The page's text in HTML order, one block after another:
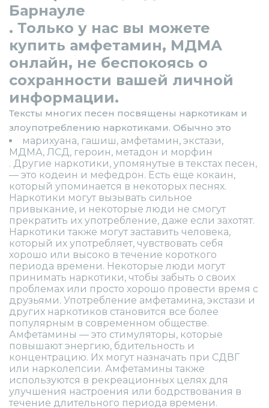
Барнауле
. Только у нас вы можете
купить амфетамин, МДМА
онлайн, не беспокоясь о
сохранности вашей личной
информации.
Тексты многих песен посвящены наркотикам и
злоупотреблению наркотиками. Обычно это
марихуана, гашиш, амфетамин, экстази,
МДМА, ЛСД, героин, метадон и морфин
. Другие наркотики, упомянутые в текстах песен,
— это кодеин и мефедрон. Есть еще кокаин,
который упоминается в некоторых песнях.
Наркотики могут вызывать сильное
привыкание, и некоторые люди не смогут
прекратить их употребление, даже если захотят.
Наркотики также могут заставить человека,
который их употребляет, чувствовать себя
хорошо или высоко в течение короткого
периода времени. Некоторые люди могут
принимать наркотики, чтобы забыть о своих
проблемах или просто хорошо провести время с
друзьями. Употребление амфетамина, экстази и
других наркотиков становится все более
популярным в современном обществе.
Амфетамины — это стимуляторы, которые
повышают энергию, бдительность и
концентрацию. Их могут назначать при СДВГ
или нарколепсии. Амфетамины также
используются в рекреационных целях для
улучшения настроения или бодрствования в
течение длительного периода времени.